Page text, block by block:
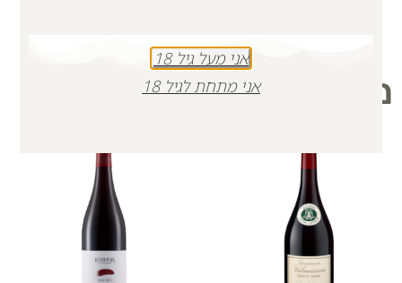
מוצרים קשורים
אני מעל גיל 18
אני מתחת לגיל 18